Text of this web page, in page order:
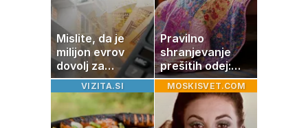
Mislite, da je
milijon evrov
dovolj za
sanjsko
stanovanje? Te
številke so
šokirale Evropo
Pravilno
shranjevanje
prešitih odej:
Kako ohraniti
družinsko
dediščino
VIZITA.SI MOSKISVET.COM